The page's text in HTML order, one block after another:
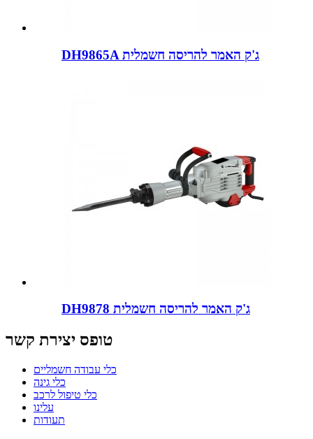
DH9865A ג'ק האמר להריסה חשמלית
DH9878 ג'ק האמר להריסה חשמלית
טופס יצירת קשר
כלי עבודה חשמליים
כלי גינה
כלי טיפול לרכב
עלינו
תעודות